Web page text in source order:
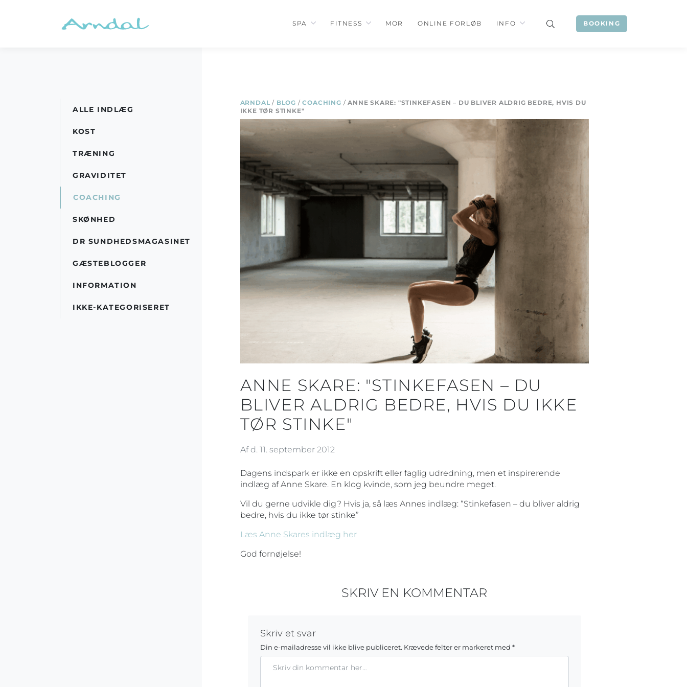
BOOKING
SPA FITNESS MOR ONLINE FORLØB INFO
ARNDAL / BLOG /COACHING /ANNE SKARE: "STINKEFASEN – DU BLIVER ALDRIG BEDRE, HVIS DU
IKKE TØR STINKE"
ANNE SKARE: "STINKEFASEN – DU
BLIVER ALDRIG BEDRE, HVIS DU IKKE
TØR STINKE"
Af d. 11. september 2012
Dagens indspark er ikke en opskrift eller faglig udredning, men et inspirerende
indlæg af Anne Skare. En klog kvinde, som jeg beundre meget.
Vil du gerne udvikle dig? Hvis ja, så læs Annes indlæg: “Stinkefasen – du bliver aldrig
bedre, hvis du ikke tør stinke”
Læs Anne Skares indlæg her
God fornøjelse!
SKRIV EN KOMMENTAR
Skriv et svar
Din e-mailadresse vil ikke blive publiceret. Krævede felter er markeret med *
ALLE INDLÆG
KOST
TRÆNING
GRAVIDITET
COACHING
SKØNHED
DR SUNDHEDSMAGASINET
GÆSTEBLOGGER
INFORMATION
IKKE-KATEGORISERET